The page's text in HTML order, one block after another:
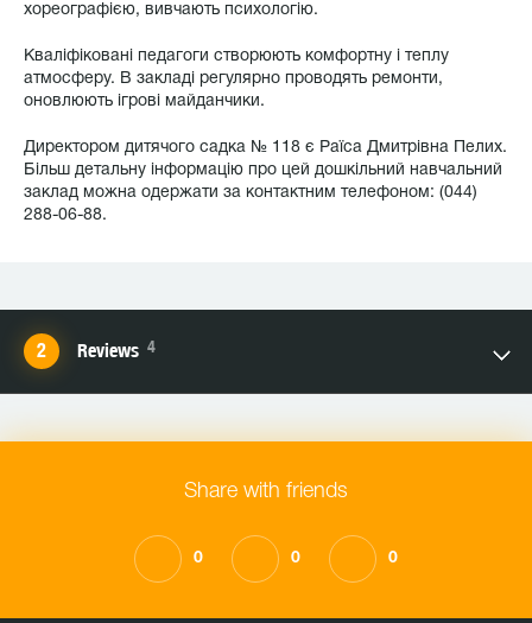
хореографією, вивчають психологію.
Кваліфіковані педагоги створюють комфортну і теплу
атмосферу. В закладі регулярно проводять ремонти,
оновлюють ігрові майданчики.
Директором дитячого садка № 118 є Раїса Дмитрівна Пелих.
Більш детальну інформацію про цей дошкільний навчальний
заклад можна одержати за контактним телефоном: (044)
288-06-88.
Reviews 4
Share with friends
0 0 0